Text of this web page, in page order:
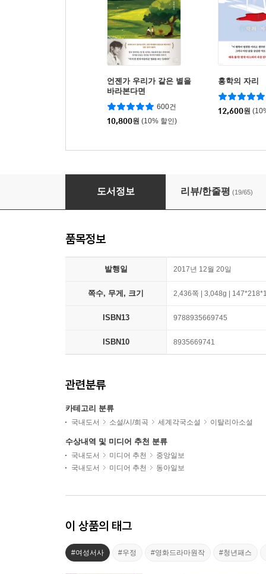
언젠가 우리가 같은 별을
바라본다면
600건
10,800원 (10% 할인)
홍학의 자리
12,600원
나폴리 4부작 세트
도서정보 리뷰/한줄평 (19/65)
품목정보
발행일 2017년 12월 20일
쪽수, 무게, 크기 2,436쪽 | 3,048g |
ISBN13 9788935669745
ISBN10 8935669741
관련분류
카테고리 분류
국내도서 소설/시/희곡 세계각국소설 이탈리아소설
수상내역 및 미디어 추천 분류
국내도서 미디어 추천
중앙일보
국내도서
미디어 추천 동아일보
이 상품의 태그
#여성서사 #우정 #영화드라마원작 #청년패스